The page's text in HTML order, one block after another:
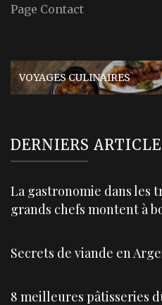
Page Contact
VOYAGES CULINAIRES
DERNIERS
La gastronomie dans les
grands chefs montent à
Secrets de viande en
8 meilleures pâtisseries